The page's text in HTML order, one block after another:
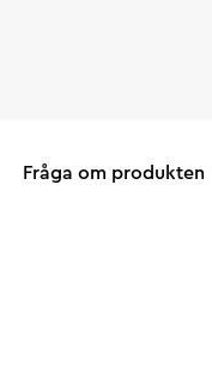
Fråga om produkten